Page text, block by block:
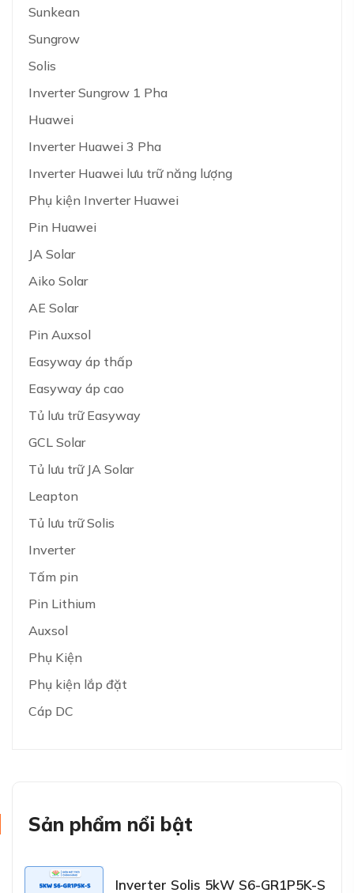
Sunkean
Sungrow
Solis
Inverter Sungrow 1 Pha
Huawei
Inverter Huawei 3 Pha
Inverter Huawei lưu trữ năng lượng
Phụ kiện Inverter Huawei
Pin Huawei
JA Solar
Aiko Solar
AE Solar
Pin Auxsol
Easyway áp thấp
Easyway áp cao
Tủ lưu trữ Easyway
GCL Solar
Tủ lưu trữ JA Solar
Leapton
Tủ lưu trữ Solis
Inverter
Tấm pin
Pin Lithium
Auxsol
Phụ Kiện
Phụ kiện lắp đặt
Cáp DC
Sản phẩm nổi bật
Inverter Solis 5kW S6-GR1P5K-S